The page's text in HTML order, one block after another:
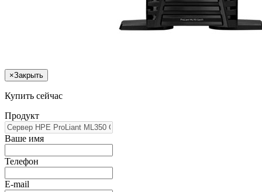
×Закрыть
Купить сейчас
Продукт
Ваше имя
Телефон
E-mail